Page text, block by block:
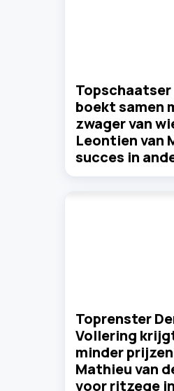
Topschaatser
boekt samen
zwager van
Leontien van
succes in
Toprenster
Vollering
minder
Mathieu van
voor ritzege